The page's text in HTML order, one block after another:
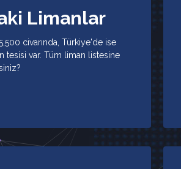
Limanlar
civarında, Türkiye'de ise
tesisi var. Tüm liman listesine